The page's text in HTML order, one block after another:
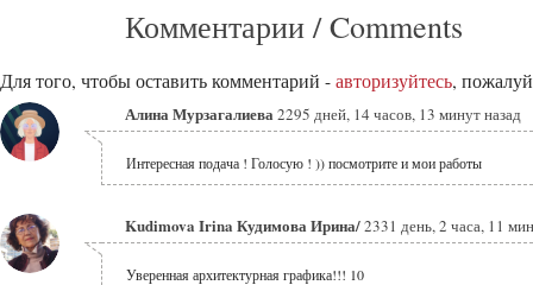
Комментарии / Comments
Для того, чтобы оставить комментарий - авторизуйтесь,
Алина Мурзагалиева2295 дней, 14 часов, 13 минут назад
Интересная подача ! Голосую ! )) посмотрите и мои работы
Kudimova Irina Кудимова Ирина/2331 день, 2 часа, 11
Уверенная архитектурная графика!!! 10